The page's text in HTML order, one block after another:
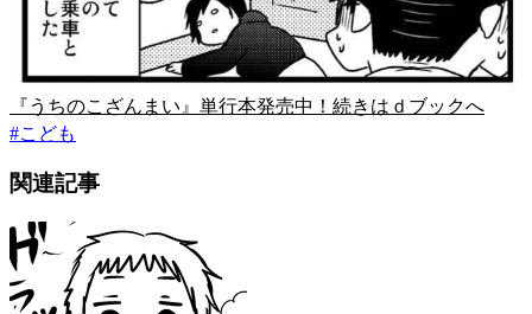
『うちのこざんまい』単行本発売中！続きはｄブックへ
#こども
関連記事